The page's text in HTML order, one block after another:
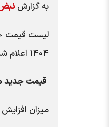
به گزارش
۱۴۰۴ اعلام شد.
قیمت جدید
میزان